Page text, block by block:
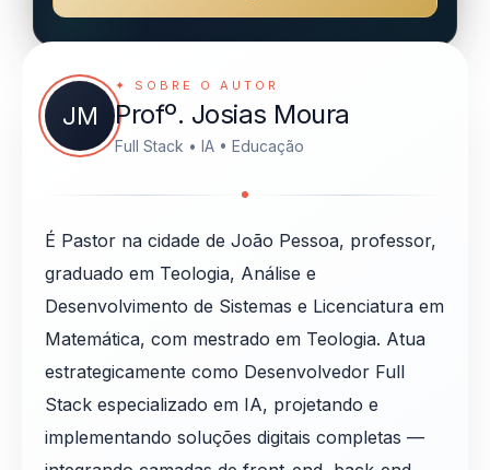
JM
✦ SOBRE O AUTOR
Profº. Josias Moura
Full Stack • IA • Educação
É Pastor na cidade de João Pessoa, professor,
graduado em Teologia, Análise e
Desenvolvimento de Sistemas e Licenciatura em
Matemática, com mestrado em Teologia. Atua
estrategicamente como Desenvolvedor Full
Stack especializado em IA, projetando e
implementando soluções digitais completas —